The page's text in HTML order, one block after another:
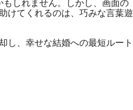
もしれません。しかし、画面の
けてくれるのは、巧みな言葉遊
し、幸せな結婚への最短ルート